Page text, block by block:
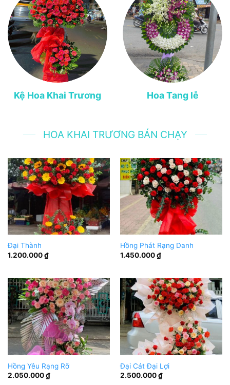
Kệ Hoa Khai Trương Hoa Tang lễ
HOA KHAI TRƯƠNG BÁN CHẠY
Đại Thành
1.200.000₫
Hồng Phát Rạng Danh
1.450.000₫
Hồng Yêu Rạng Rỡ
2.050.000₫
Đại Cát Đại Lợi
2.500.000₫